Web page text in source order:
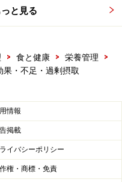
と見る
> 食と健康 > 栄養管理
>
果・不足・過剰摂取
情報
掲載
イバシーポリシー
権・商標・免責